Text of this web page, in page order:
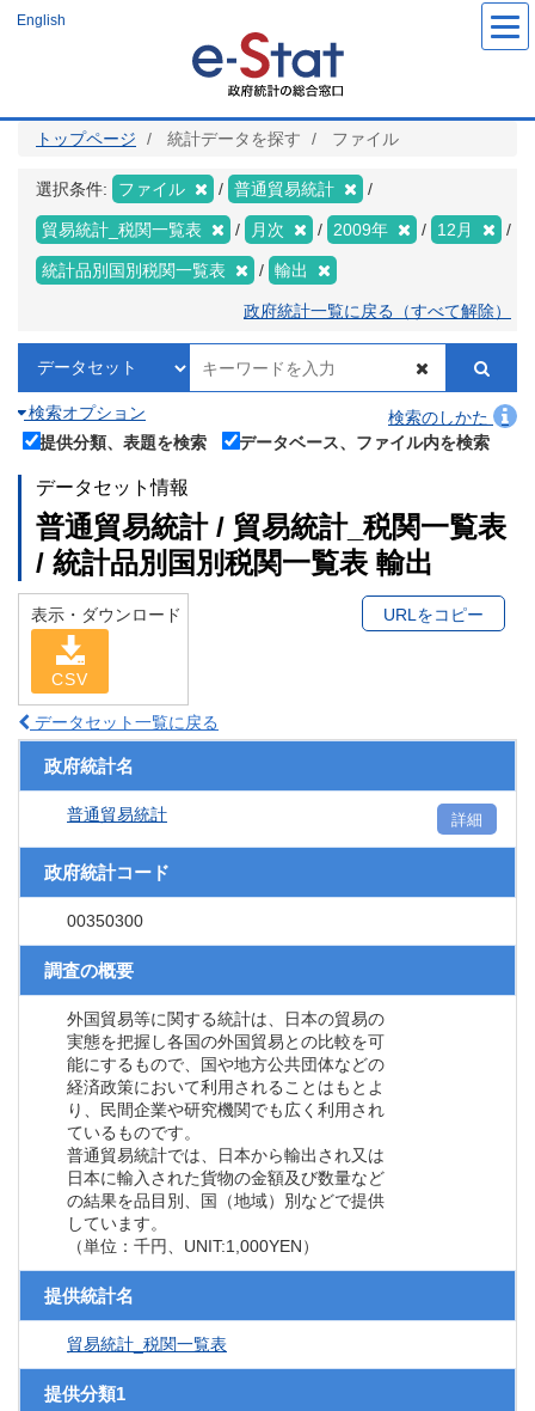
ツ
English
トップページ 統計データを探す ファイル
選択条件: ファイル 普通貿易統計
貿易統計_税関一覧表 月次 2009年 12月
統計品別国別税関一覧表 輸出
政府統計一覧に戻る（すべて解除）
検索オプション
検索のしかた
提供分類、表題を検索
データベース、ファイル内を検索
データセット情報
普通貿易統計 / 貿易統計_税関一覧表
/ 統計品別国別税関一覧表 輸出
表示・ダウンロード
CSV
URLをコピー
データセット一覧に戻る
政府統計名
普通貿易統計 詳細
政府統計コード
00350300
調査の概要
外国貿易等に関する統計は、日本の貿易の
実態を把握し各国の外国貿易との比較を可
能にするもので、国や地方公共団体などの
経済政策において利用されることはもとよ
り、民間企業や研究機関でも広く利用され
ているものです。
普通貿易統計では、日本から輸出され又は
日本に輸入された貨物の金額及び数量など
の結果を品目別、国（地域）別などで提供
しています。
（単位：千円、UNIT:1,000YEN）
提供統計名
貿易統計_税関一覧表
提供分類1